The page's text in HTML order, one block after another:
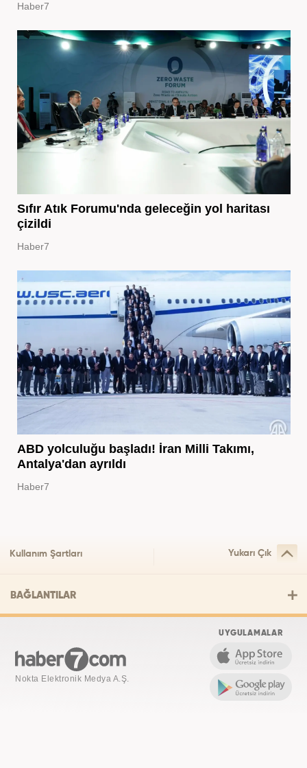
Haber7
Sıfır Atık Forumu'nda geleceğin yol haritası
çizildi
Haber7
ABD yolculuğu başladı! İran Milli Takımı,
Antalya'dan ayrıldı
Haber7
Kullanım Şartları Yukarı Çık
BAĞLANTILAR
Nokta Elektronik Medya A.Ş.
UYGULAMALAR